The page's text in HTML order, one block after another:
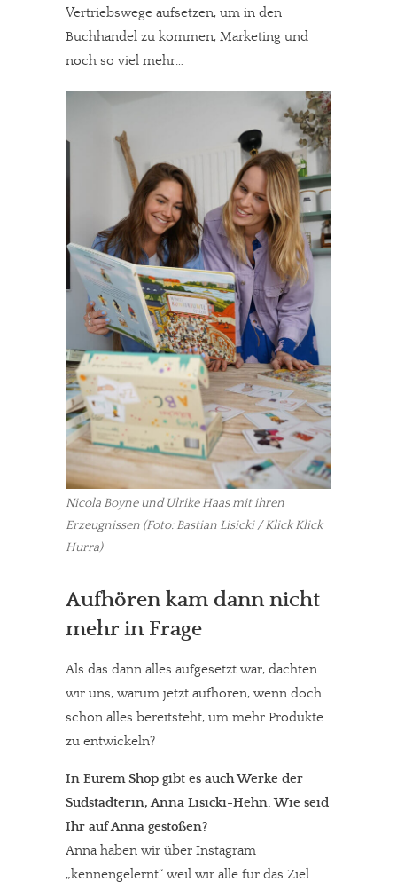
Vertriebswege aufsetzen, um in den
Buchhandel zu kommen, Marketing und
noch so viel mehr…
Nicola Boyne und Ulrike Haas mit ihren
Erzeugnissen (Foto: Bastian Lisicki / Klick Klick
Hurra)
Aufhören kam dann nicht
mehr in Frage
Als das dann alles aufgesetzt war, dachten
wir uns, warum jetzt aufhören, wenn doch
schon alles bereitsteht, um mehr Produkte
zu entwickeln?
In Eurem Shop gibt es auch Werke der
Südstädterin, Anna Lisicki-Hehn. Wie seid
Ihr auf Anna gestoßen?
Anna haben wir über Instagram
„kennengelernt“ weil wir alle für das Ziel